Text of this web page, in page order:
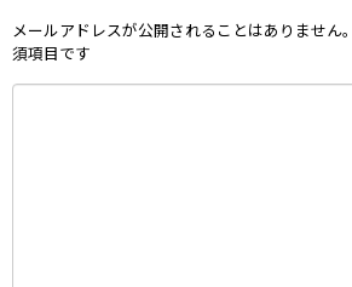
メールアドレスが公開されることはありません。
須項目です